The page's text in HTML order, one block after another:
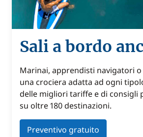
Sali a bordo
Marinai, apprendisti navigatori
una crociera adatta ad ogni
delle migliori tariffe e di consigli
su oltre 180 destinazioni.
Preventivo gratuito